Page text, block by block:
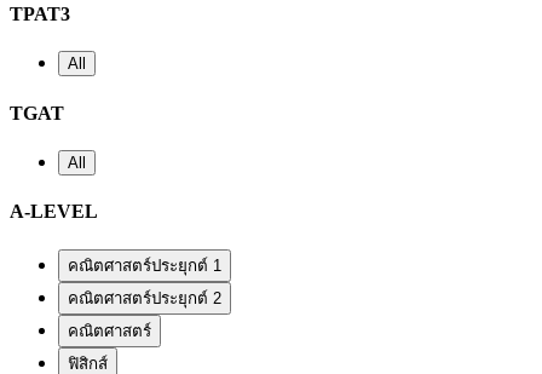
TPAT3
All
TGAT
All
A-LEVEL
คณิตศาสตร์ประยุกต์ 1
คณิตศาสตร์ประยุกต์ 2
คณิตศาสตร์
ฟิสิกส์